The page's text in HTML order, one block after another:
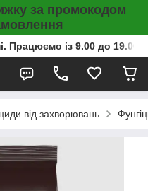
за промокодом
Працюємо із 9.00 до
від захворювань